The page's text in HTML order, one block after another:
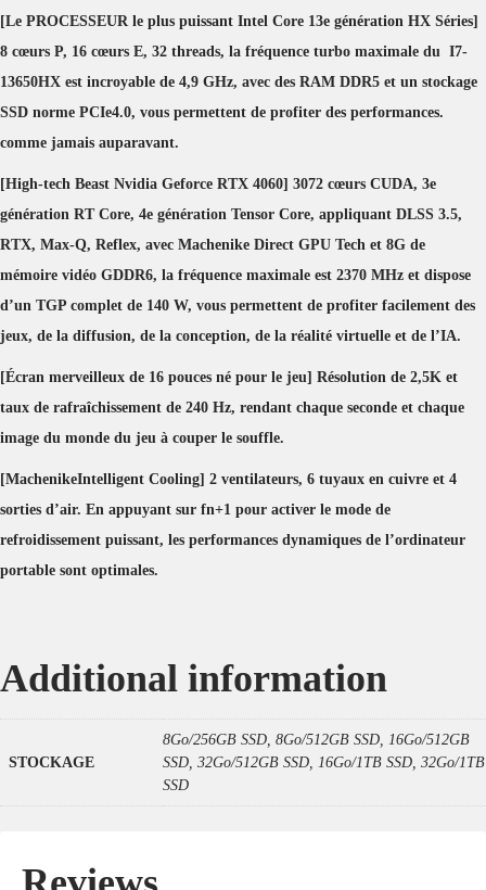
[Le PROCESSEUR le plus puissant Intel Core 13e génération HX Séries]
8 cœurs P, 16 cœurs E, 32 threads, la fréquence turbo maximale du I7-
13650HX est incroyable de 4,9 GHz, avec des RAM DDR5 et un stockage
SSD norme PCIe4.0, vous permettent de profiter des performances.
comme jamais auparavant.
[High-tech Beast Nvidia Geforce RTX 4060] 3072 cœurs CUDA, 3e
génération RT Core, 4e génération Tensor Core, appliquant DLSS 3.5,
RTX, Max-Q, Reflex, avec Machenike Direct GPU Tech et 8G de
mémoire vidéo GDDR6, la fréquence maximale est 2370 MHz et dispose
d’un TGP complet de 140 W, vous permettent de profiter facilement des
jeux, de la diffusion, de la conception, de la réalité virtuelle et de l’IA.
[Écran merveilleux de 16 pouces né pour le jeu] Résolution de 2,5K et
taux de rafraîchissement de 240 Hz, rendant chaque seconde et chaque
image du monde du jeu à couper le souffle.
[MachenikeIntelligent Cooling] 2 ventilateurs, 6 tuyaux en cuivre et 4
sorties d’air. En appuyant sur fn+1 pour activer le mode de
refroidissement puissant, les performances dynamiques de l’ordinateur
portable sont optimales.
Additional information
STOCKAGE
8Go/256GB SSD, 8Go/512GB SSD, 16Go/512GB
SSD, 32Go/512GB SSD, 16Go/1TB SSD, 32Go/1TB
SSD